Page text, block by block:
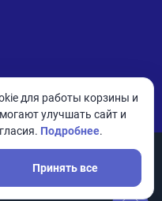
для работы корзины и
улучшать сайт и
Подробнее.
Принять все